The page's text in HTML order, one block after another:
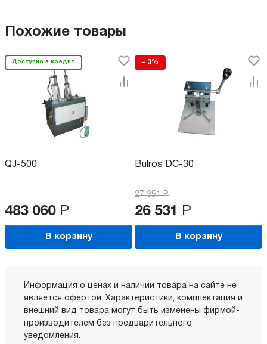
Похожие товары
Доступно в кредит
QJ-500
483 060 Р
В корзину
- 3%
Bulros DC-30
27 351 Р
26 531 Р
В корзину
Информация о ценах и наличии товара на сайте не
является офертой. Характеристики, комплектация и
внешний вид товара могут быть изменены фирмой-
производителем без предварительного
уведомления.